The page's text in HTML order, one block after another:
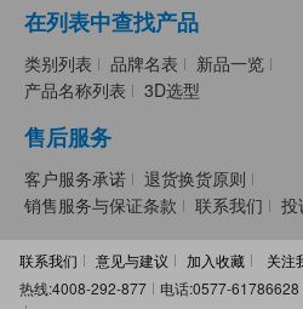
在列表中查找产品
类别列表 品牌名表
新品一览
产品名称列表
3D选型
售后服务
客户服务承诺
退货换货原则
销售服务与保证条款
联系我们 投
联系我们 意见与建议 加入收藏
关注
热线:4008-292-877
电话:0577-61786628